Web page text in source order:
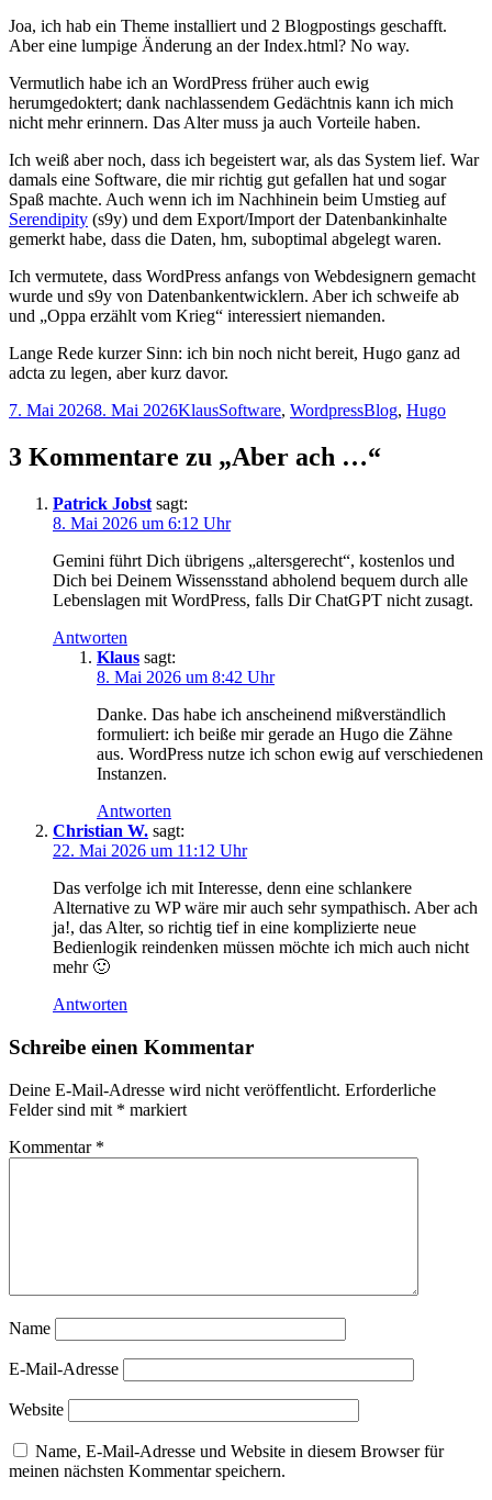
Joa, ich hab ein Theme installiert und 2 Blogpostings geschafft.
Aber eine lumpige Änderung an der Index.html? No way.
Vermutlich habe ich an WordPress früher auch ewig
herumgedoktert; dank nachlassendem Gedächtnis kann ich mich
nicht mehr erinnern. Das Alter muss ja auch Vorteile haben.
Ich weiß aber noch, dass ich begeistert war, als das System lief. War
damals eine Software, die mir richtig gut gefallen hat und sogar
Spaß machte. Auch wenn ich im Nachhinein beim Umstieg auf
Serendipity (s9y) und dem Export/Import der Datenbankinhalte
gemerkt habe, dass die Daten, hm, suboptimal abgelegt waren.
Ich vermutete, dass WordPress anfangs von Webdesignern gemacht
wurde und s9y von Datenbankentwicklern. Aber ich schweife ab
und „Oppa erzählt vom Krieg“ interessiert niemanden.
Lange Rede kurzer Sinn: ich bin noch nicht bereit, Hugo ganz ad
adcta zu legen, aber kurz davor.
Veröffentlicht
7. Mai 20268. Mai 2026Autor
KlausKategorien
Software, WordpressSchlagwörter
Blog, Hugo
3 Kommentare zu „Aber ach …“
Patrick Jobst sagt:
8. Mai 2026 um 6:12 Uhr
Gemini führt Dich übrigens „altersgerecht“, kostenlos und
Dich bei Deinem Wissensstand abholend bequem durch alle
Lebenslagen mit WordPress, falls Dir ChatGPT nicht zusagt.
Antworten
Klaus sagt:
8. Mai 2026 um 8:42 Uhr
Danke. Das habe ich anscheinend mißverständlich
formuliert: ich beiße mir gerade an Hugo die Zähne
aus. WordPress nutze ich schon ewig auf verschiedenen
Instanzen.
Antworten
Christian W. sagt:
22. Mai 2026 um 11:12 Uhr
Das verfolge ich mit Interesse, denn eine schlankere
Alternative zu WP wäre mir auch sehr sympathisch. Aber ach
ja!, das Alter, so richtig tief in eine komplizierte neue
Bedienlogik reindenken müssen möchte ich mich auch nicht
mehr 🙂
Antworten
Schreibe einen Kommentar
Deine E-Mail-Adresse wird nicht veröffentlicht. Erforderliche
Felder sind mit * markiert
Kommentar *
Name
E-Mail-Adresse
Website
Name, E-Mail-Adresse und Website in diesem Browser für
meinen nächsten Kommentar speichern.